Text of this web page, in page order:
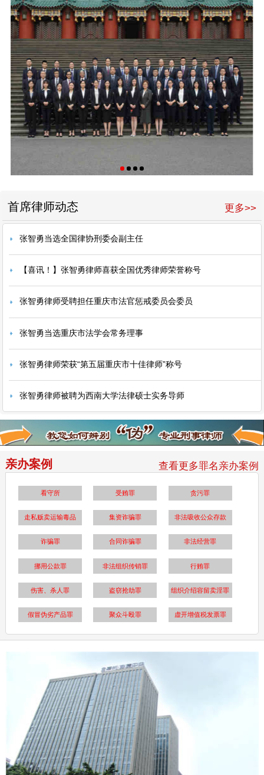
更多>>
首席律师动态
张智勇当选全国律协刑委会副主任
【喜讯！】张智勇律师喜获全国优秀律师荣誉称号
张智勇律师受聘担任重庆市法官惩戒委员会委员
张智勇当选重庆市法学会常务理事
张智勇律师荣获“第五届重庆市十佳律师”称号
张智勇律师被聘为西南大学法律硕士实务导师
亲办案例 查看更多罪名亲办案例
看守所 受贿罪 贪污罪
走私贩卖运输毒品 集资诈骗罪 非法吸收公众存款
诈骗罪 合同诈骗罪 非法经营罪
挪用公款罪 非法组织传销罪 行贿罪
伤害、杀人罪 盗窃抢劫罪 组织介绍容留卖淫罪
假冒伪劣产品罪 聚众斗殴罪 虚开增值税发票罪